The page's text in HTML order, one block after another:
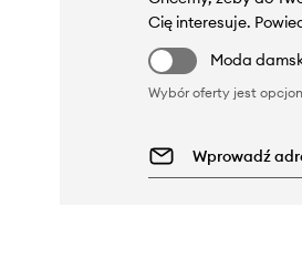
Cię interesuje.
Moda
Wybór oferty jest